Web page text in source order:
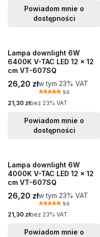
Powiadom mnie o
dostępności
Lampa downlight 6W
6400K V-TAC LED 12 x 12
cm VT-607SQ
Cena brutto
26,20 złw tym %s VAT
w tym 23% VAT
5.0
Cena netto
21,30 złbez 23% VAT
Powiadom mnie o
dostępności
Lampa downlight 6W
4000K V-TAC LED 12 x 12
cm VT-607SQ
Cena brutto
26,20 złw tym %s VAT
w tym 23% VAT
5.0
Cena netto
21,30 złbez 23% VAT
Powiadom mnie o